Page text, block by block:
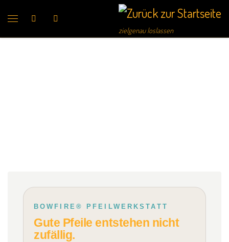
zielgenau loslassen
BOWFIRE® PFEILWERKSTATT
Gute Pfeile entstehen nicht
zufällig.